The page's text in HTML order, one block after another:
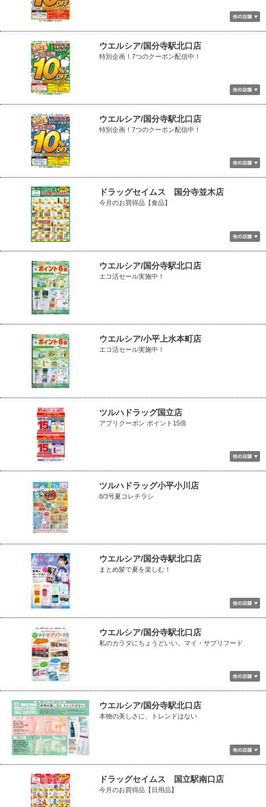
ウエルシア/国分寺駅北口店
特別企画！7つのクーポン配信中！
ウエルシア/国分寺駅北口店
特別企画！7つのクーポン配信中！
ドラッグセイムス 国分寺並木店
今月のお買得品【食品】
ウエルシア/国分寺駅北口店
エコ活セール実施中！
ウエルシア/小平上水本町店
エコ活セール実施中！
ツルハドラッグ国立店
アプリクーポン ポイント15倍
ツルハドラッグ小平小川店
8/3号夏コレチラシ
ウエルシア/国分寺駅北口店
まとめ髪で夏を楽しむ！
ウエルシア/国分寺駅北口店
私のカラダにちょうどいい。マイ・サプリフード
ウエルシア/国分寺駅北口店
本物の美しさに、トレンドはない
ドラッグセイムス 国立駅南口店
今月のお買得品【日用品】